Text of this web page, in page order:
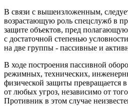
В связи с вышеизложенным,
возрастающую роль спецслужб в
защите объектов, пред
с достаточной степенью
на две группы - пассивные и
В ходе построения пассивной
режимных, технических,
физической защиты превращается
от любых угроз, независимо от
Противник в этом случае